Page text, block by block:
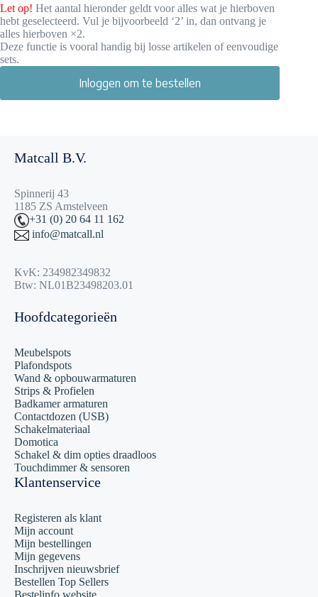
Let op! Het aantal hieronder geldt voor alles wat je hierboven
hebt geselecteerd. Vul je bijvoorbeeld ‘2’ in, dan ontvang je
alles hierboven ×2.
Deze functie is vooral handig bij losse artikelen of eenvoudige
sets.
Inloggen om te bestellen
Matcall B.V.
Spinnerij 43
1185 ZS Amstelveen
+31 (0) 20 64 11 162
info@matcall.nl
KvK: 234982349832
Btw: NL01B23498203.01
Hoofdcategorieën
Meubelspots
Plafondspots
Wand & opbouwarmaturen
Strips & Profielen
Badkamer armaturen
Contactdozen (USB)
Schakelmateriaal
Domotica
Schakel & dim opties draadloos
Touchdimmer & sensoren
Klantenservice
Registeren als klant
Mijn account
Mijn bestellingen
Mijn gegevens
Inschrijven nieuwsbrief
Bestellen Top Sellers